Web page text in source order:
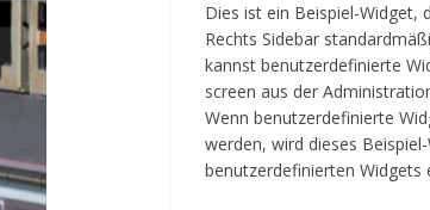
Dies ist ein Beispiel-Widget,
Rechts Sidebar
kannst benutzerdefinierte
screen aus der
Wenn benutzerdefinierte
werden, wird dieses
benutzerdefinierten Widgets